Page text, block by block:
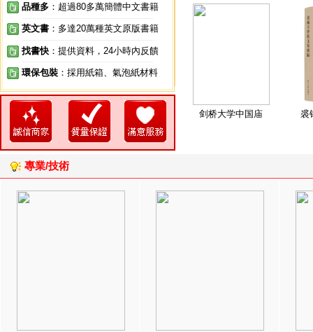
品種多 ：超過80多萬簡體中文書籍
英文書 ：多達20萬種英文原版書籍
找書快 ：提供資料，24小時內反饋
環保包裝 ：採用紙箱、氣泡紙材料
剑桥大学中国庙 裘
專業/技術